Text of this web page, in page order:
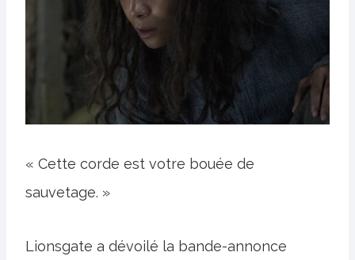
« Cette corde est votre bouée de
sauvetage. »
Lionsgate a dévoilé la bande-annonce